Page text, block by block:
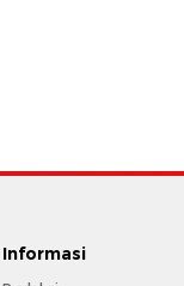
Informasi